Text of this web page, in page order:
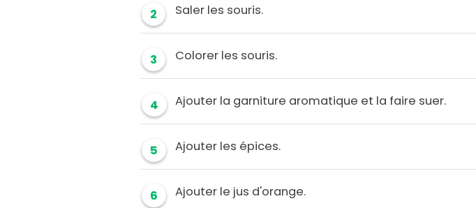
2 Saler les souris.
3 Colorer les souris.
4 Ajouter la garniture aromatique et la faire suer.
5 Ajouter les épices.
6 Ajouter le jus d'orange.